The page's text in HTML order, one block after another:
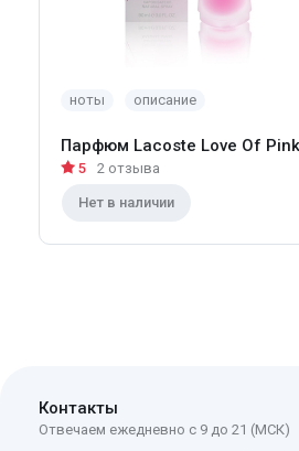
Нет в наличии
ноты описание
Парфюм Lacoste Love Of Pink
5 2 отзыва
Контакты
Отвечаем ежедневно с 9 до 21 (МСК)